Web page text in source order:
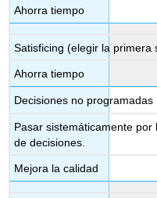
Ahorra tiempo
Satisficing (elegir la primera
Ahorra tiempo
Decisiones no programadas
Pasar sistemáticamente
de decisiones.
Mejora la calidad